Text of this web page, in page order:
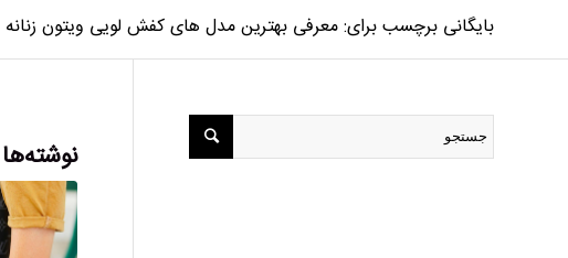
بایگانی برچسب برای: معرفی بهترین مدل های کفش لویی ویتون زنانه
نوشته‌ها